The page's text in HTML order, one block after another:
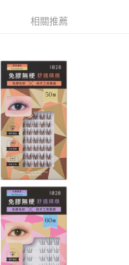
費
運費
)免運費
相關推薦